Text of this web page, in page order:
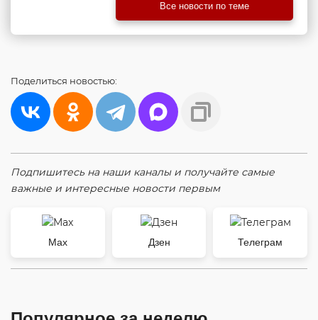
Все новости по теме
Поделиться новостью:
Подпишитесь на наши каналы и получайте самые
важные и интересные новости первым
Max Дзен Телеграм